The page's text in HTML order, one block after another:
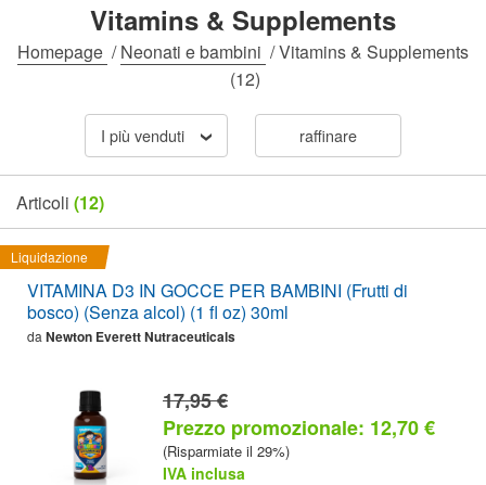
Vitamins & Supplements
Homepage /Neonati e bambini /Vitamins & Supplements
(12)
I più venduti raffinare
Articoli (12)
Liquidazione
VITAMINA D3 IN GOCCE PER BAMBINI (Frutti di
bosco) (Senza alcol) (1 fl oz) 30ml
daNewton Everett Nutraceuticals
17,95 €
Prezzo promozionale: 12,70 €
(Risparmiate il 29%)
IVA inclusa